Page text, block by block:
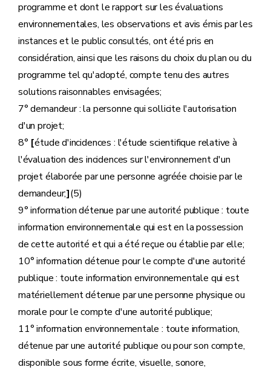
programme et dont le rapport sur les évaluations
environnementales, les observations et avis émis par les
instances et le public consultés, ont été pris en
considération, ainsi que les raisons du choix du plan ou du
programme tel qu'adopté, compte tenu des autres
solutions raisonnables envisagées;
7° demandeur : la personne qui sollicite l'autorisation
d'un projet;
8° [étude d'incidences : l'étude scientifique relative à
l'évaluation des incidences sur l'environnement d'un
projet élaborée par une personne agréée choisie par le
demandeur;](5)
9° information détenue par une autorité publique : toute
information environnementale qui est en la possession
de cette autorité et qui a été reçue ou établie par elle;
10° information détenue pour le compte d'une autorité
publique : toute information environnementale qui est
matériellement détenue par une personne physique ou
morale pour le compte d'une autorité publique;
11° information environnementale : toute information,
détenue par une autorité publique ou pour son compte,
disponible sous forme écrite, visuelle, sonore,